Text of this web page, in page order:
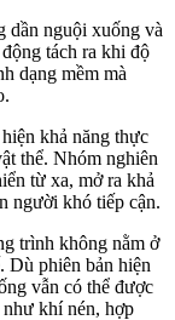
dần nguội xuống và
tách ra khi độ
dạng mềm mà
khả năng thực
thể. Nhóm nghiên
từ xa, mở ra khả
người khó tiếp cận.
trình không nằm ở
Dù phiên bản hiện
vẫn có thể được
khí nén, hợp